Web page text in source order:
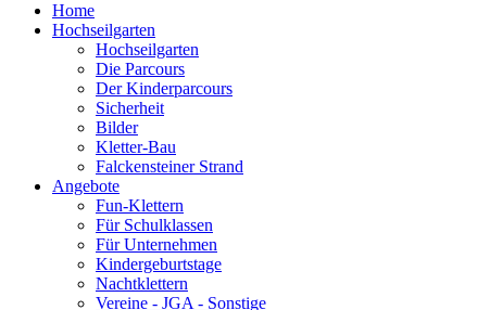
Home
Hochseilgarten
Hochseilgarten
Die Parcours
Der Kinderparcours
Sicherheit
Bilder
Kletter-Bau
Falckensteiner Strand
Angebote
Fun-Klettern
Für Schulklassen
Für Unternehmen
Kindergeburtstage
Nachtklettern
Vereine - JGA - Sonstige